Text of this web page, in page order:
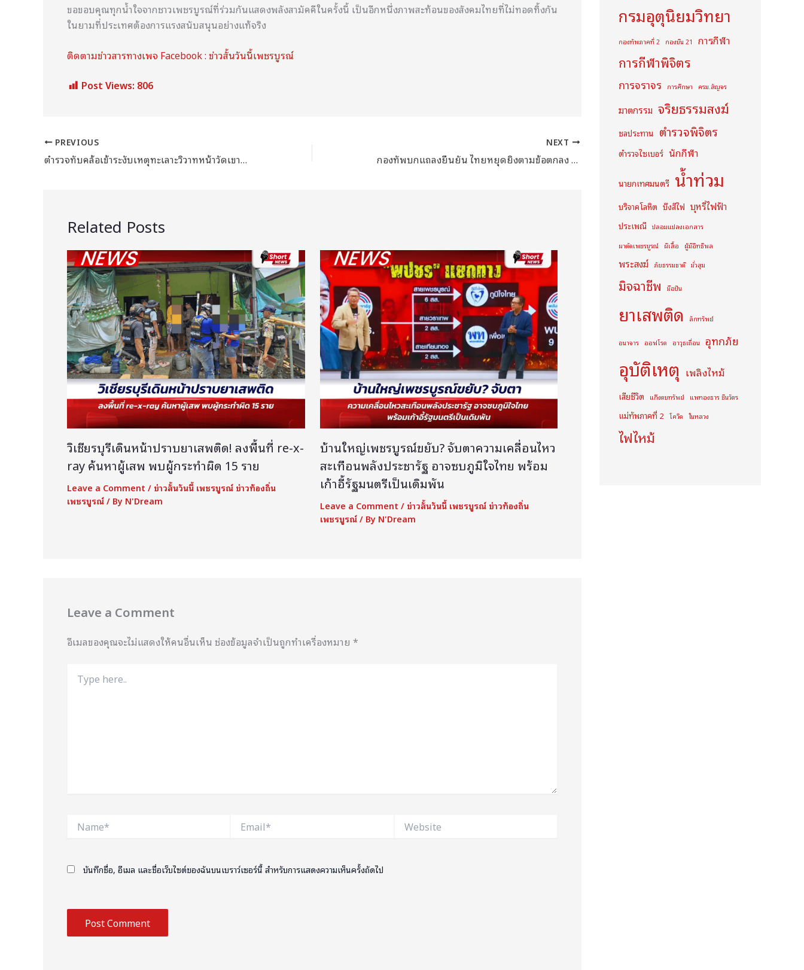
ขอขอบคุณทุกน้ำใจจากชาวเพชรบูรณ์ที่ร่วมกันแสดงพลังสามัคคีในครั้งนี้ เป็นอีกหนึ่งภาพสะท้อนของสังคมไทยที่ไม่ทอดทิ้งกัน
ในยามที่ประเทศต้องการแรงสนับสนุนอย่างแท้จริง
ติดตามข่าวสารทางเพจ Facebook : ข่าวสั้นวันนี้เพชรบูรณ์
Post Views: 806
PREVIOUS
ตำรวจทับคล้อเข้าระงับเหตุทะเลาะวิวาทหน้าวัดเขาทราย กลุ่มวัยรุ่นแยกย้าย ไม่มีผู้บาดเจ็บ
NEXT
กองทัพบกแถลงยืนยัน ไทยหยุดยิงตามข้อตกลง แต่กัมพูชายังยิงซ้ำหลายจุด
Related Posts
วิเชียรบุรีเดินหน้าปราบยาเสพติด! ลงพื้นที่ re-x-
ray ค้นหาผู้เสพ พบผู้กระทำผิด 15 ราย
Leave a Comment / ข่าวสั้นวันนี้ เพชรบูรณ์ ข่าวท้องถิ่น
เพชรบูรณ์/ By N'Dream
บ้านใหญ่เพชรบูรณ์ขยับ? จับตาความเคลื่อนไหว
สะเทือนพลังประชารัฐ อาจซบภูมิใจไทย พร้อม
เก้าอี้รัฐมนตรีเป็นเดิมพัน
Leave a Comment / ข่าวสั้นวันนี้ เพชรบูรณ์ ข่าวท้องถิ่น
เพชรบูรณ์/ By N'Dream
Leave a Comment
อีเมลของคุณจะไม่แสดงให้คนอื่นเห็นช่องข้อมูลจำเป็นถูกทำเครื่องหมาย *
here..
บันทึกชื่อ, อีเมล และชื่อเว็บไซต์ของฉันบนเบราว์เซอร์นี้ สำหรับการแสดงความเห็นครั้งถัดไป
กรมอุตุนิยมวิทยา
กองทัพภาคที่ 2 กองบิน 21 การกีฬา
การกีฬาพิจิตร
การจราจร การศึกษา ครม.สัญจร
ฆาตกรรม จริยธรรมสงฆ์
ชลประทาน ตำรวจพิจิตร
ตำรวจไซเบอร์ นักกีฬา
นายกเทศมนตรี น้ำท่วม
บริจาคโลหิต บึงสีไฟ บุหรี่ไฟฟ้า
ประเพณี ปลอมแปลงเอกสาร
ผาตัดเพชรบูรณ์ ผีเสื้อ ผู้มีอิทธิพล
พระสงฆ์ ภัยธรรมชาติ มั่วสุม
มิจฉาชีพ มือปืน
ยาเสพติด ลักทรัพย์
อนาจาร ออฟโรด อาวุธเถื่อน อุทกภัย
อุบัติเหตุ เพลิงไหม้
เสียชีวิต แก๊งตบทรัพย์ แพทองธาร ชินวัตร
แม่ทัพภาคที่ 2 โควิด ในหลวง
ไฟไหม้